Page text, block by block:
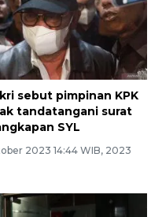
sebut pimpinan KPK
tandatangani surat
SYL
2023 14:44 WIB, 2023